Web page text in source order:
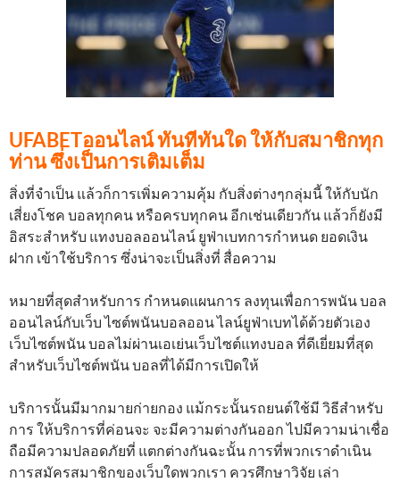
UFABETออนไลน์ ทันทีทันใด ให้กับสมาชิกทุก
ท่าน ซึ่งเป็นการเติมเต็ม
สิ่งที่จำเป็น แล้วก็การเพิ่มความคุ้ม กับสิ่งต่างๆกลุ่มนี้ ให้กับนัก
เสี่ยงโชค บอลทุกคน หรือครบทุกคน อีกเช่นเดียวกัน แล้วก็ยังมี
อิสระสำหรับ แทงบอลออนไลน์ ยูฟ่าเบทการกำหนด ยอดเงิน
ฝาก เข้าใช้บริการ ซึ่งน่าจะเป็นสิ่งที่ สื่อความ
หมายที่สุดสำหรับการ กำหนดแผนการ ลงทุนเพื่อการพนัน บอล
ออนไลน์กับเว็บ ไซต์พนันบอลออน ไลน์ยูฟ่าเบทได้ด้วยตัวเอง
เว็บไซต์พนัน บอลไม่ผ่านเอเย่นเว็บไซต์แทงบอล ที่ดีเยี่ยมที่สุด
สำหรับเว็บไซต์พนัน บอลที่ได้มีการเปิดให้
บริการนั้นมีมากมายก่ายกอง แม้กระนั้นรถยนต์ใช้มี วิธีสำหรับ
การ ให้บริการที่ค่อนจะ จะมีความต่างกันออก ไปมีความน่าเชื่อ
ถือมีความปลอดภัยที่ แตกต่างกันฉะนั้น การที่พวกเราดำเนิน
การสมัครสมาชิกของเว็บใดพวกเรา ควรศึกษาวิจัย เล่า